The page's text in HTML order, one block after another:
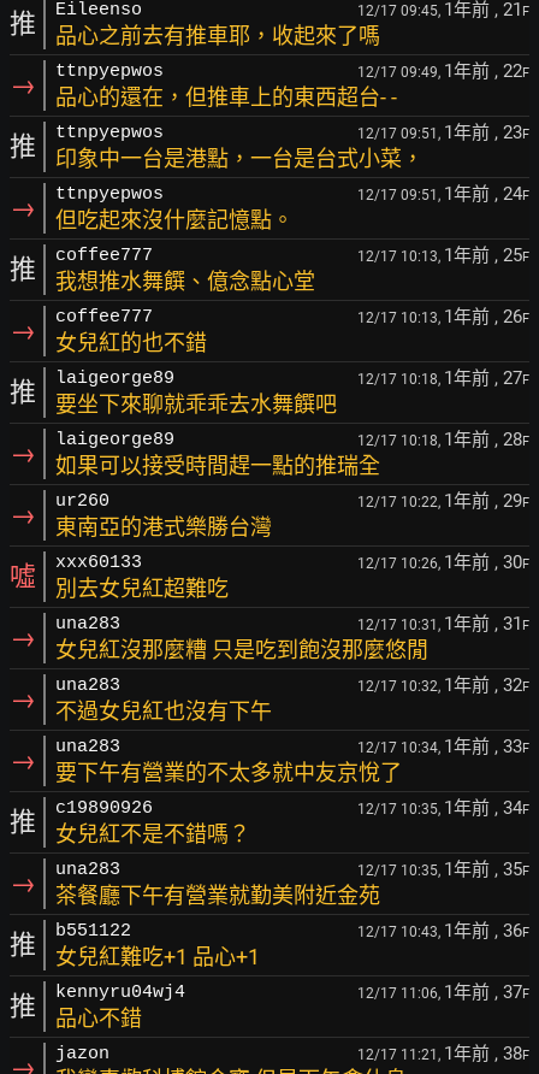
推 Eileenso 12/17 09:45, 1年前 , 21 F
品心之前去有推車耶，收起來了嗎
→ ttnpyepwos 12/17 09:49, 1年前 , 22F
品心的還在，但推車上的東西超台- -
推 ttnpyepwos 12/17 09:51, 1年前 , 23F
印象中一台是港點，一台是台式小菜，
→ ttnpyepwos 12/17 09:51, 1年前 , 24F
但吃起來沒什麼記憶點。
推 coffee777 12/17 10:13, 1年前 , 25F
我想推水舞饌、億念點心堂
→ coffee777 12/17 10:13, 1年前 , 26F
女兒紅的也不錯
推 laigeorge89 12/17 10:18, 1年前 , 27F
要坐下來聊就乖乖去水舞饌吧
→ laigeorge89 12/17 10:18, 1年前 , 28F
如果可以接受時間趕一點的推瑞全
→ ur260 12/17 10:22, 1年前 , 29F
東南亞的港式樂勝台灣
噓 xxx60133 12/17 10:26, 1年前 , 30F
別去女兒紅超難吃
→ una283 12/17 10:31, 1年前 , 31 F
女兒紅沒那麼糟 只是吃到飽沒那麼悠閒
→ una283 12/17 10:32, 1年前 , 32F
不過女兒紅也沒有下午
→ una283 12/17 10:34, 1年前 , 33F
要下午有營業的不太多就中友京悅了
推 c19890926 12/17 10:35, 1年前 , 34F
女兒紅不是不錯嗎？
→ una283 12/17 10:35, 1年前 , 35F
茶餐廳下午有營業就勤美附近金苑
推 b551122 12/17 10:43, 1年前 , 36F
女兒紅難吃+1 品心+1
推 kennyru04wj4 12/17 11:06, 1年前 , 37F
品心不錯
→ jazon 12/17 11:21, 1年前 , 38F